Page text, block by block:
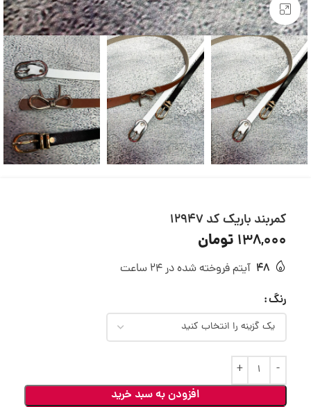
بزرگنمایی تصویر
کمربند باریک کد 12947
138,000 تومان
48 آیتم فروخته شده در 24 ساعت
رنگ
افزودن به سبد خرید